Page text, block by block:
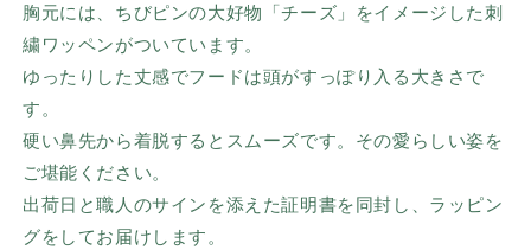
胸元には、 ちびピンの大好物「チーズ」をイメージした刺
繍ワッペンがついています。
ゆったりした丈感でフードは頭がすっぽり入る大きさで
す。
硬い鼻先から着脱するとスムーズです。その愛らしい姿を
ご堪能ください。
出荷日と職人のサインを添えた証明書を同封し、ラッピン
グをしてお届けします。